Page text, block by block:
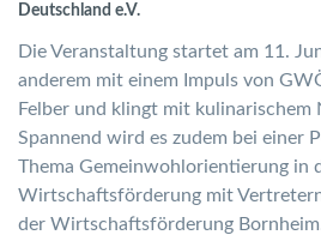
Deutschland e.V.
Die Veranstaltung startet am 11.
anderem mit einem Impuls von
Felber und klingt mit kulinarischem
Spannend wird es zudem bei einer
Thema Gemeinwohlorientierung in
Wirtschaftsförderung mit
der Wirtschaftsförderung